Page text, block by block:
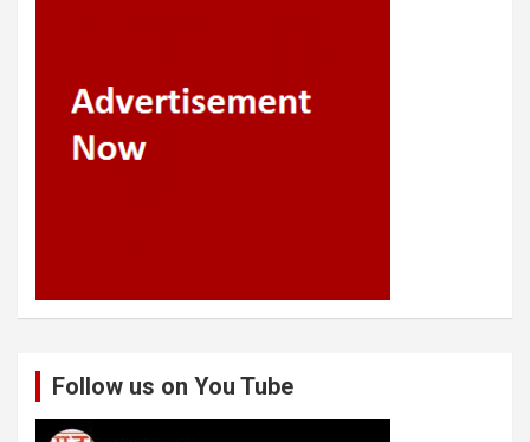
Follow us on You Tube